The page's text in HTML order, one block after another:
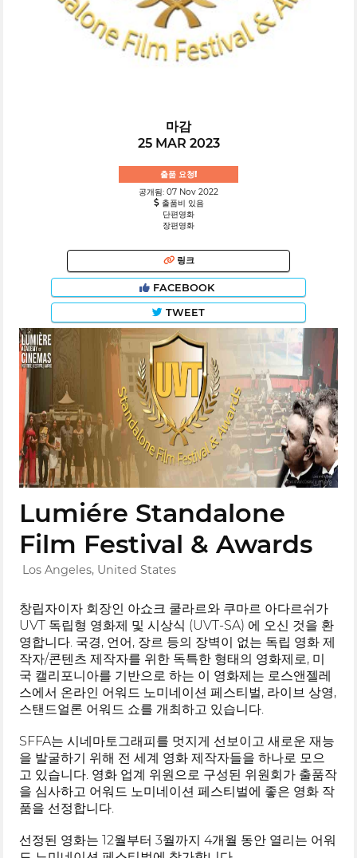
마감
25 MAR 2023
출품 요청!
공개됨: 07 Nov 2022
출품비 있음
단편영화
장편영화
링크
FACEBOOK
TWEET
Lumiére Standalone
Film Festival & Awards
Los Angeles, United States
창립자이자 회장인 아쇼크 쿨라르와 쿠마르 아다르쉬가
UVT 독립형 영화제 및 시상식 (UVT-SA) 에 오신 것을 환
영합니다. 국경, 언어, 장르 등의 장벽이 없는 독립 영화 제
작자/콘텐츠 제작자를 위한 독특한 형태의 영화제로, 미
국 캘리포니아를 기반으로 하는 이 영화제는 로스앤젤레
스에서 온라인 어워드 노미네이션 페스티벌, 라이브 상영,
스탠드얼론 어워드 쇼를 개최하고 있습니다.
SFFA는 시네마토그래피를 멋지게 선보이고 새로운 재능
을 발굴하기 위해 전 세계 영화 제작자들을 하나로 모으
고 있습니다. 영화 업계 위원으로 구성된 위원회가 출품작
을 심사하고 어워드 노미네이션 페스티벌에 좋은 영화 작
품을 선정합니다.
선정된 영화는 12월부터 3월까지 4개월 동안 열리는 어워